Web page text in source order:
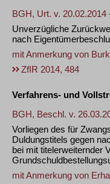
BGH, Urt. v. 20.02.2014
Unverzügliche
nach
mit Anmerkung von
ZfIR 2014, 484
Verfahrens- und
BGH, Beschl. v.
Vorliegen des für
Duldungstitels gegen
bei mit titelerweiternder
mit Anmerkung von